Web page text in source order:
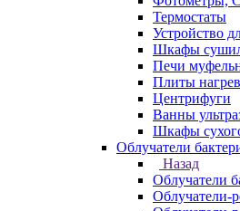
Термостаты
Устройство
Шкафы
Печи
Плиты
Центрифуги
Ванны
Шкафы
Облучатели
Назад
Облучатели
Облучатели-